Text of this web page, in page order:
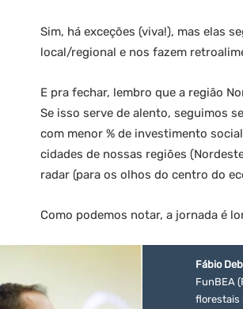
Sim, há exceções (viva!), mas elas
local/regional e nos fazem
E pra fechar, lembro que a região
Se isso serve de alento, seguimos
com menor % de investimento
cidades de nossas regiões
radar (para os olhos do centro do
Como podemos notar, a jornada é
Fábio
FunBEA
florestais